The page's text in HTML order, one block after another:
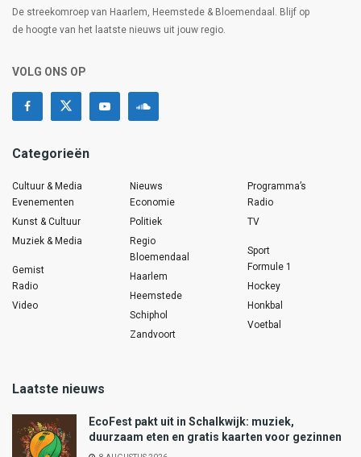
De streekomroep van Haarlem, Heemstede & Bloemendaal. Blijf op
de hoogte van het laatste nieuws uit jouw regio.
VOLG ONS OP
Categorieën
Cultuur & Media
Evenementen
Kunst & Cultuur
Muziek & Media
Gemist
Radio
Video
Nieuws
Economie
Politiek
Regio
Bloemendaal
Haarlem
Heemstede
Schiphol
Zandvoort
Programma’s
Radio
TV
Sport
Formule 1
Hockey
Honkbal
Voetbal
Laatste nieuws
EcoFest pakt uit in Schalkwijk: muziek,
duurzaam eten en gratis kaarten voor gezinnen